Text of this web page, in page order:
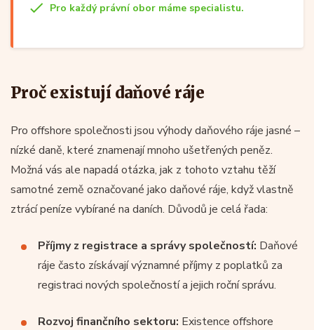
Pro každý právní obor máme specialistu.
Proč existují daňové ráje
Pro offshore společnosti jsou výhody daňového ráje jasné –
nízké daně, které znamenají mnoho ušetřených peněz.
Možná vás ale napadá otázka, jak z tohoto vztahu těží
samotné země označované jako daňové ráje, když vlastně
ztrácí peníze vybírané na daních. Důvodů je celá řada:
Příjmy z registrace a správy společností: Daňové
ráje často získávají významné příjmy z poplatků za
registraci nových společností a jejich roční správu.
Rozvoj finančního sektoru: Existence offshore